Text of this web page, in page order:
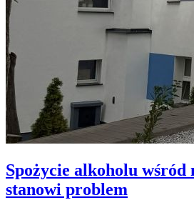
Spożycie alkoholu wśród
stanowi problem